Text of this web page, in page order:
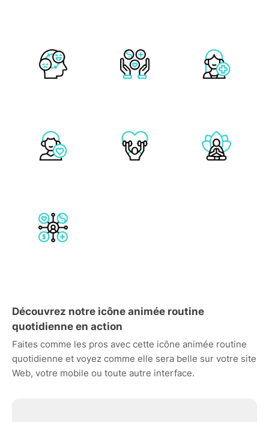
Découvrez notre icône animée routine
quotidienne en action
Faites comme les pros avec cette icône animée routine
quotidienne et voyez comme elle sera belle sur votre site
Web, votre mobile ou toute autre interface.